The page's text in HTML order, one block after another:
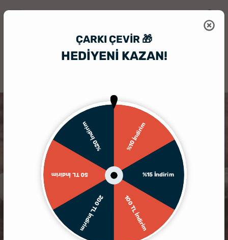
ÇARKI ÇEVIR 🎁
HEDİYENİ KAZAN!
%10 İndirim
%15 İndirim
100 TL İndirim
200 TL İndirim
50 TL İndirim
%20 İndirim